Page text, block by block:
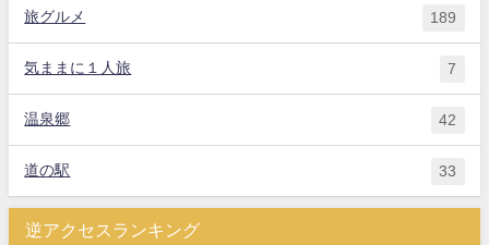
旅グルメ 189
気ままに１人旅 7
温泉郷 42
道の駅 33
逆アクセスランキング